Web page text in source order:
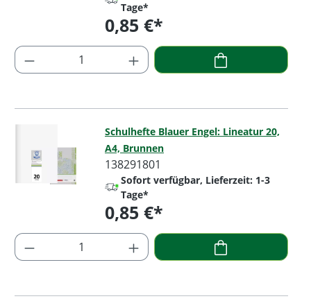
Tage*
Regulärer Preis:
0,85 €*
Produkt Anzahl: Gib den gewünschten
Schulhefte Blauer Engel: Lineatur 20,
A4, Brunnen
138291801
Sofort verfügbar, Lieferzeit: 1-3
Tage*
Regulärer Preis:
0,85 €*
Produkt Anzahl: Gib den gewünschten